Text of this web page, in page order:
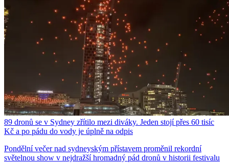
89 dronů se v Sydney zřítilo mezi diváky. Jeden stojí přes 60 tisíc
Kč a po pádu do vody je úplně na odpis
Pondělní večer nad sydneyským přístavem proměnil rekordní
světelnou show v nejdražší hromadný pád dronů v historii festivalu